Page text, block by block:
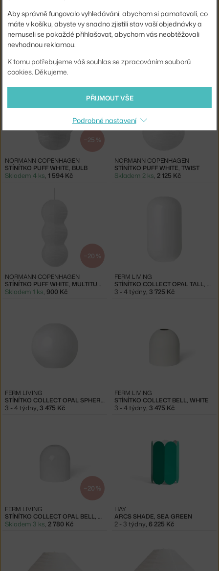
HAY
Skladem 4 ks,1 975 Kč 3 - 5 týdnů,1 000 Kč
−25 %
STÍNÍTKO PUFF WHITE, BULB
NORMANN COPENHAGEN
Skladem 4 ks, 1 594 Kč
STÍNÍTKO PUFF WHITE, TWIST
NORMANN COPENHAGEN
Skladem 2 ks, 2 125 Kč
−20 %
STÍNÍTKO PUFF WHITE, MULTITUDE
NORMANN COPENHAGEN
Skladem 1 ks, 900 Kč
STÍNÍTKO COLLECT OPAL TALL, WHITE
FERM LIVING
3 - 4 týdny, 3 725 Kč
STÍNÍTKO COLLECT OPAL SPHERE, WHITE
FERM LIVING
3 - 4 týdny, 3 475 Kč
STÍNÍTKO COLLECT BELL, WHITE
FERM LIVING
3 - 4 týdny, 3 475 Kč
−20 %
STÍNÍTKO COLLECT OPAL BELL, WHITE
FERM LIVING
Skladem 3 ks, 2 780 Kč
ARCS SHADE, SEA GREEN
HAY
2 - 3 týdny, 6 225 Kč
Aby správně fungovalo vyhledávání, abychom si pamatovali, co
máte v košíku, abyste vy snadno zjistili stav vaší objednávky a
nemuseli se pokaždé přihlašovat, abychom vás neobtěžovali
nevhodnou reklamou.
K tomu potřebujeme váš souhlas se zpracováním souborů
cookies. Děkujeme.
PŘIJMOUT VŠE
Podrobné nastavení